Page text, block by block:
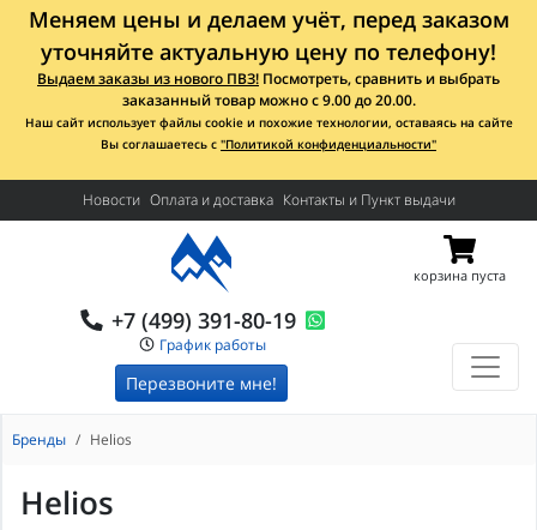
Меняем цены и делаем учёт, перед заказом
уточняйте актуальную цену по телефону!
Выдаем заказы из нового ПВЗ! Посмотреть, сравнить и выбрать
заказанный товар можно с 9.00 до 20.00.
Наш сайт использует файлы cookie и похожие технологии, оставаясь на сайте
Вы соглашаетесь с "Политикой конфиденциальности"
Новости Оплата и доставка Контакты и Пункт выдачи
+7 (499) 391-80-19
График работы
Перезвоните мне!
корзина пуста
Бренды Helios
Helios